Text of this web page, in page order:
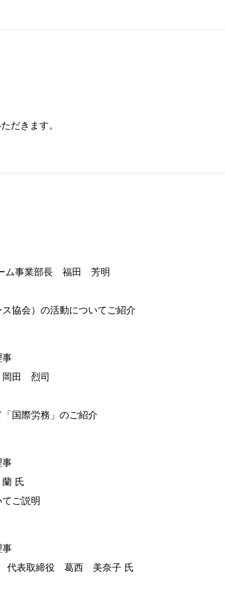
だきます。
ーム事業部長 福田 芳明
協会）の活動についてご紹介
事
岡田 烈司
国際労務」のご紹介
事
氏
ご説明
事
代表取締役 葛西 美奈子 氏